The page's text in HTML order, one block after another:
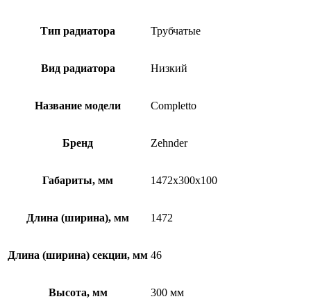
Тип радиатора Трубчатые
Вид радиатора Низкий
Название модели Completto
Бренд Zehnder
Габариты, мм 1472x300x100
Длина (ширина), мм 1472
Длина (ширина) секции, мм 46
Высота, мм 300 мм